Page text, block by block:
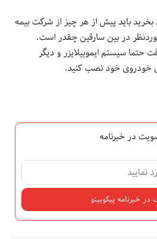
بخرید باید پیش از هر چیز از شرکت بیمه
در بین سارقین چقدر است.
حتما سیستم ایموبیلایزر و دیگر
خودروی خود نصب کنید.
در خبرنامه